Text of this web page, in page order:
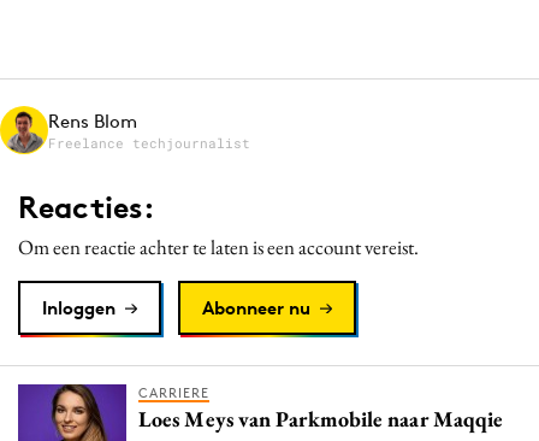
Rens Blom
Freelance techjournalist
Reacties:
Om een reactie achter te laten is een account vereist.
Inloggen Abonneer nu
CARRIERE
Loes Meys van Parkmobile naar Maqqie